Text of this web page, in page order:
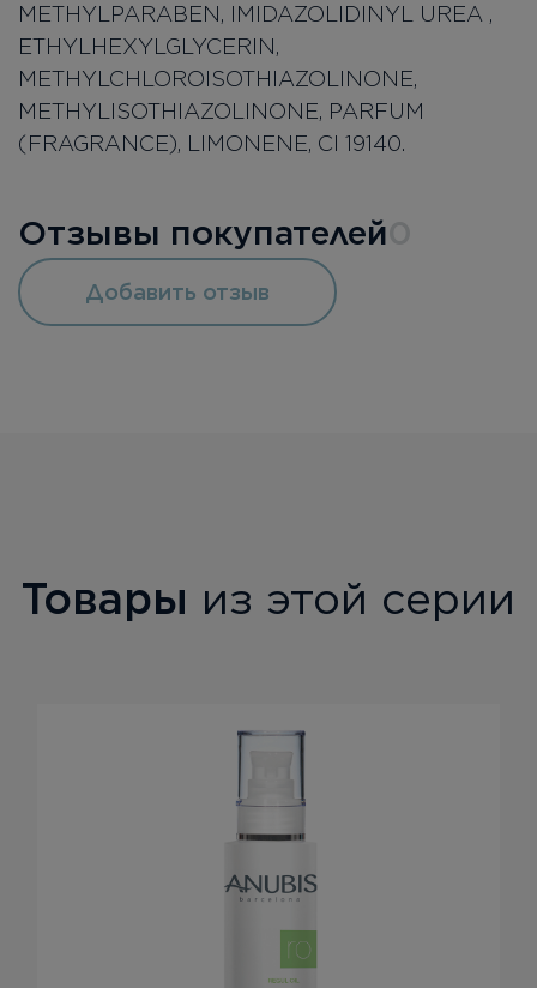
METHYLPARABEN, IMIDAZOLIDINYL UREA ,
ETHYLHEXYLGLYCERIN,
METHYLCHLOROISOTHIAZOLINONE,
METHYLISOTHIAZOLINONE, PARFUM
(FRAGRANCE), LIMONENE, CI 19140.
Отзывы покупателей
Добавить отзыв
Товары из этой серии